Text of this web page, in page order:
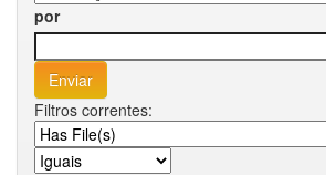
por
Filtros correntes: